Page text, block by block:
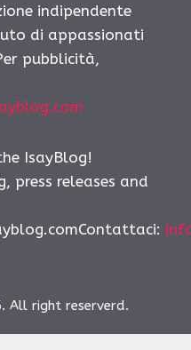
indipendente
di appassionati
pubblicità,
IsayBlog!
press releases and
:
All right reserverd.